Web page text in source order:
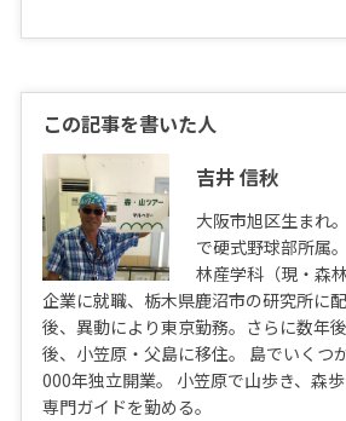
この記事を書いた人
吉井 信秋
大阪市旭区生まれ
で硬式野球部所属
林産学科（現・森
企業に就職、栃木県鹿沼市の研究所に
後、異動により東京勤務。さらに数年
後、小笠原・父島に移住。 島でいくつ
000年独立開業。 小笠原で山歩き、森
専門ガイドを勤める。